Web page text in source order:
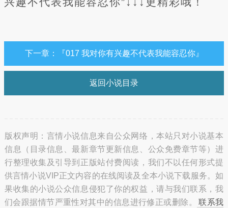
下一章：『017 我对你有兴趣不代表我能容忍你』
返回小说目录
版权声明：言情小说信息来自公众网络，本站只对小说基本
信息（目录信息、最新章节更新信息、公众免费章节等）进
行整理收集及引导到正版站付费阅读，我们不以任何形式提
供言情小说VIP正文内容的在线阅读及全本小说下载服务。如
果收集的小说公众信息侵犯了你的权益，请与我们联系，我
们会跟据情节严重性对其中的信息进行修正或删除。
联系我